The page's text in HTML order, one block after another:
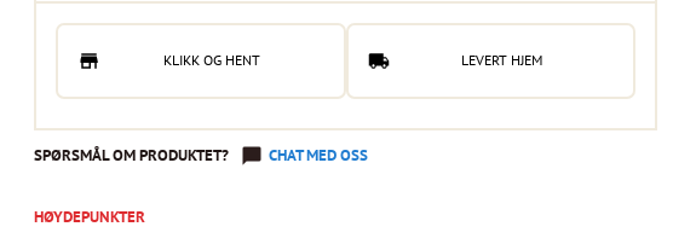
KLIKK OG HENT LEVERT HJEM
SPØRSMÅL OM PRODUKTET? CHAT MED OSS
HØYDEPUNKTER